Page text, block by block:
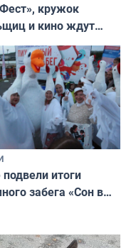
кружок
и кино ждут
в эти выходные
итоги
забега «Сон в